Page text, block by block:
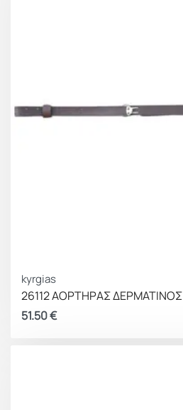
kyrgias
26112 ΑΟΡΤΗΡΑΣ ΔΕΡΜΑΤΙΝΟΣ
51.50€